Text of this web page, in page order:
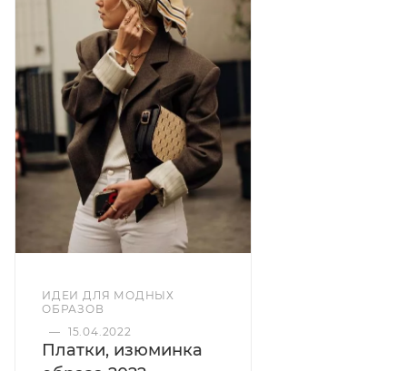
ИДЕИ ДЛЯ МОДНЫХ
ОБРАЗОВ
— 15.04.2022
Платки, изюминка